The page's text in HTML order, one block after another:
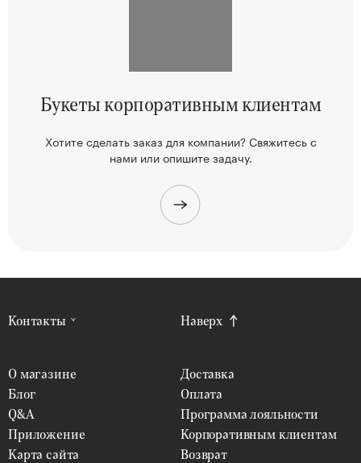
Букеты корпоративным клиентам
Хотите сделать заказ для компании? Свяжитесьс
нами или опишите задачу.
Контакты
О магазине
Блог
Q&A
Приложение
Карта сайта
Доставка
Оплата
Программа лояльности
Корпоративным клиентам
Возврат
Наверх